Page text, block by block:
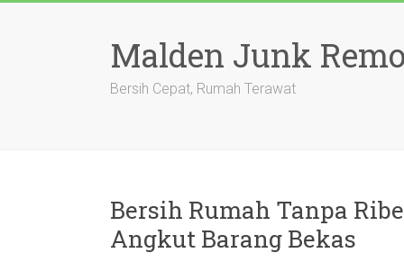
Malden Junk
Bersih Cepat, Rumah Terawat
Bersih Rumah Tanpa
Angkut Barang Bekas